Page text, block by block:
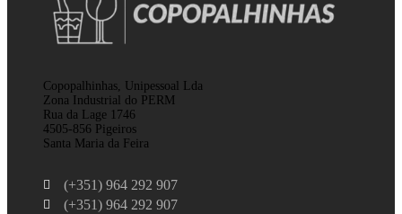
Copopalhinhas, Unipessoal Lda
Zona Industrial do PERM
Rua da Lage 1746
4505-856 Pigeiros
Santa Maria da Feira
(+351) 964 292 907
(+351) 964 292 907